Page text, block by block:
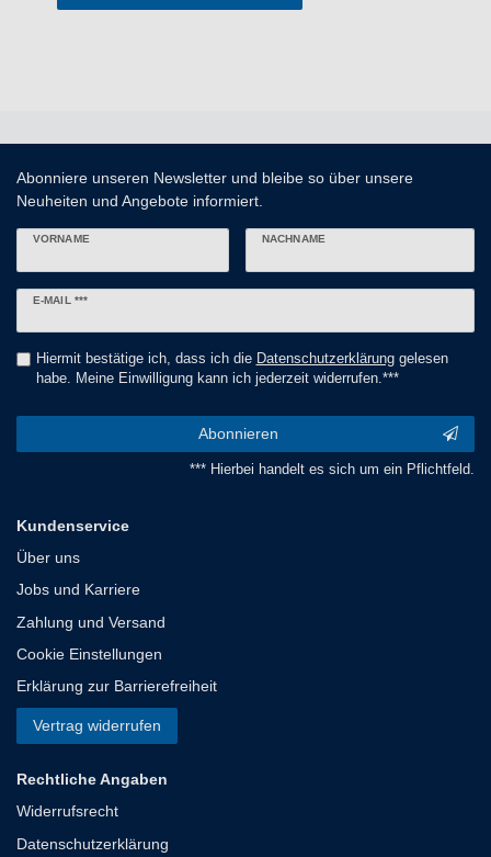
Abonniere unseren Newsletter und bleibe so über unsere
Neuheiten und Angebote informiert.
VORNAME NACHNAME
E-MAIL ***
Newsletter
Hiermit bestätige ich, dass ich die Daten­schutz­erklärunggelesen
habe. Meine Einwilligung kann ich jederzeit widerrufen.***
Abonnieren
*** Hierbei handelt es sich um ein Pflichtfeld.
Kundenservice
Über uns
Jobs und Karriere
Zahlung und Versand
Cookie Einstellungen
Erklärung zur Barrierefreiheit
Vertrag widerrufen
Rechtliche Angaben
Widerrufsrecht
Datenschutzerklärung